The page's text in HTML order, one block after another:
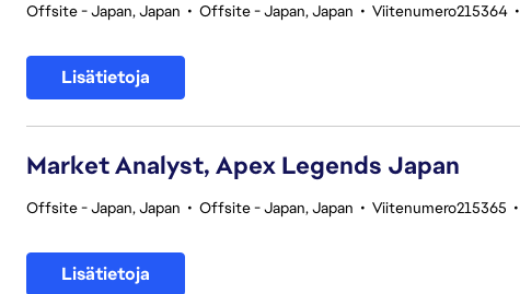
Offsite - Japan, Japan • Offsite - Japan, Japan • Viitenumero215364 •
Lisätietoja
Market Analyst, Apex Legends Japan
Offsite - Japan, Japan • Offsite - Japan, Japan • Viitenumero215365 •
Lisätietoja